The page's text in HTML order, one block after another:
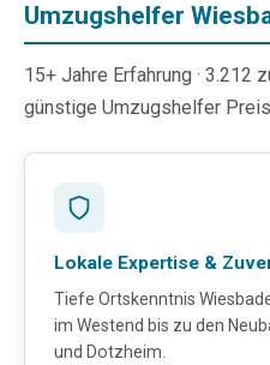
Umzugshelfer
15+ Jahre Erfahrung · 3.212
günstige Umzugshelfer
Lokale Expertise &
Tiefe Ortskenntnis
im Westend bis zu den
und Dotzheim.